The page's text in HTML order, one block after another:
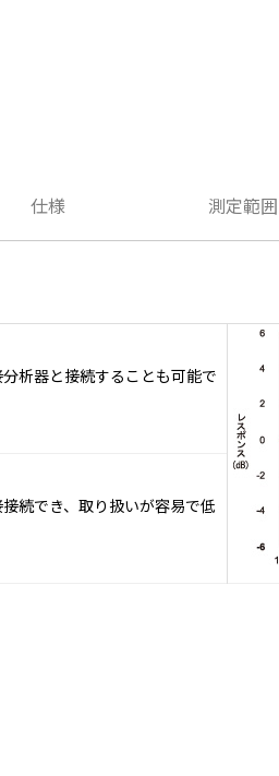
仕様 測定範囲
析器と接続することも可能で
続でき、取り扱いが容易で低